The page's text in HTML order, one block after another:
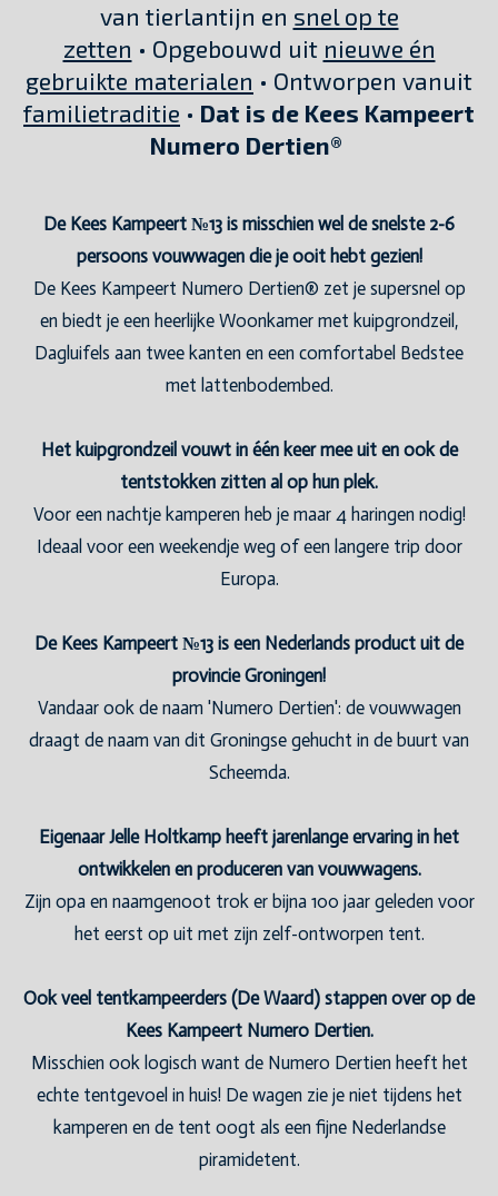
van tierlantijn en snel op te
zetten • Opgebouwd uit nieuwe én
gebruikte materialen • Ontworpen vanuit
familietraditie • Dat is de Kees Kampeert
Numero Dertien®
De Kees Kampeert №13 is misschien wel de snelste 2-6
persoons vouwwagen die je ooit hebt gezien!
De Kees Kampeert Numero Dertien® zet je supersnel op
en biedt je een heerlijke Woonkamer met kuipgrondzeil,
Dagluifels aan twee kanten en een comfortabel Bedstee
met lattenbodembed.
Het kuipgrondzeil vouwt in één keer mee uit en ook de
tentstokken zitten al op hun plek.
Voor een nachtje kamperen heb je maar 4 haringen nodig!
Ideaal voor een weekendje weg of een langere trip door
Europa.
De Kees Kampeert №13 is een Nederlands product uit de
provincie Groningen!
Vandaar ook de naam 'Numero Dertien': de vouwwagen
draagt de naam van dit Groningse gehucht in de buurt van
Scheemda.
Eigenaar Jelle Holtkamp heeft jarenlange ervaring in het
ontwikkelen en produceren van vouwwagens.
Zijn opa en naamgenoot trok er bijna 100 jaar geleden voor
het eerst op uit met zijn zelf-ontworpen tent.
Ook veel tentkampeerders (De Waard) stappen over op de
Kees Kampeert Numero Dertien.
Misschien ook logisch want de Numero Dertien heeft het
echte tentgevoel in huis! De wagen zie je niet tijdens het
kamperen en de tent oogt als een fijne Nederlandse
piramidetent.